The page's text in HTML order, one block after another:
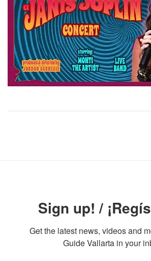
Sign up! /
Get the latest news, videos and
Guide Vallarta in your